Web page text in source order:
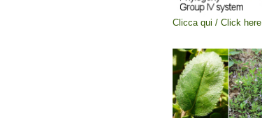
Clicca qui / Click here